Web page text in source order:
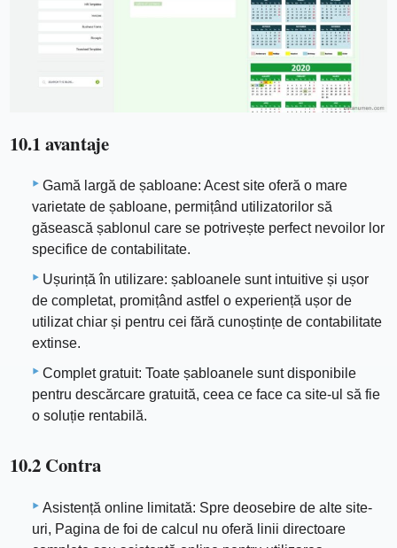
10.1 avantaje
Gamă largă de șabloane: Acest site oferă o mare
varietate de șabloane, permițând utilizatorilor să
găsească șablonul care se potrivește perfect nevoilor lor
specifice de contabilitate.
Ușurință în utilizare: șabloanele sunt intuitive și ușor
de completat, promițând astfel o experiență ușor de
utilizat chiar și pentru cei fără cunoștințe de contabilitate
extinse.
Complet gratuit: Toate șabloanele sunt disponibile
pentru descărcare gratuită, ceea ce face ca site-ul să fie
o soluție rentabilă.
10.2 Contra
Asistență online limitată: Spre deosebire de alte site-
uri, Pagina de foi de calcul nu oferă linii directoare